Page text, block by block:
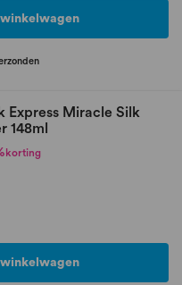
winkelwagen
Express Miracle Silk
148ml
korting
winkelwagen